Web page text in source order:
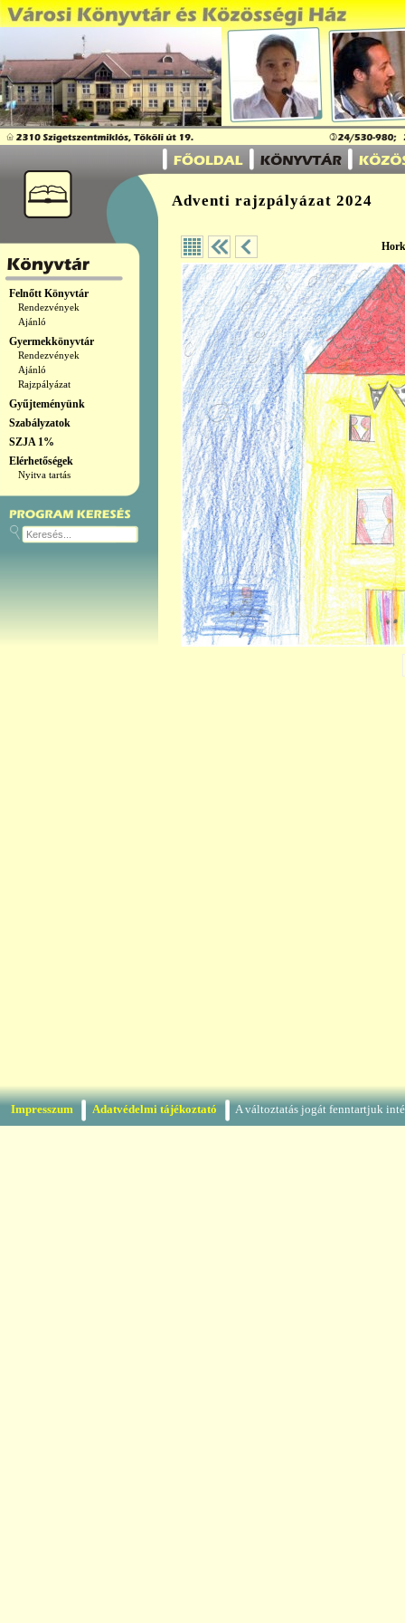
Felnőtt Könyvtár
Rendezvények
Ajánló
Gyermekkönyvtár
Rendezvények
Ajánló
Rajzpályázat
Gyűjteményünk
Szabályzatok
SZJA 1%
Elérhetőségek
Nyitva tartás
Adventi rajzpályázat 2024
Impresszum Adatvédelmi tájékoztató A változtatás jogát fenntartjuk